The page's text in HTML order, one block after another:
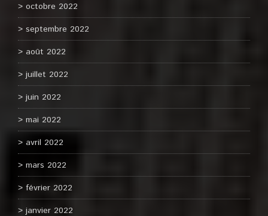
octobre 2022
septembre 2022
août 2022
juillet 2022
juin 2022
mai 2022
avril 2022
mars 2022
février 2022
janvier 2022